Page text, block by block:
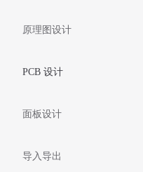
原理图设计
PCB 设计
面板设计
导入导出